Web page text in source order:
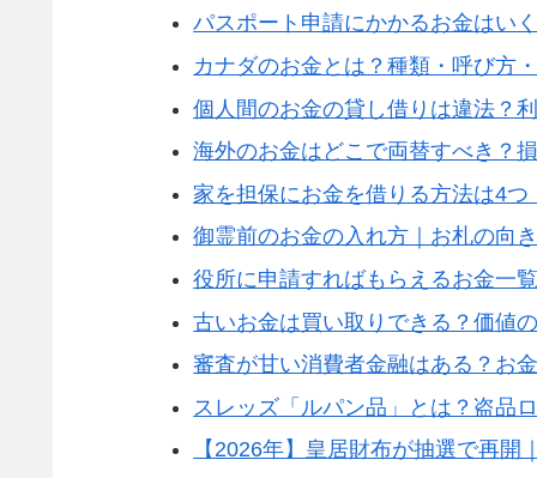
パスポート申請にかかるお金はい
カナダのお金とは？種類・呼び方
個人間のお金の貸し借りは違法？
海外のお金はどこで両替すべき？
家を担保にお金を借りる方法は4
御霊前のお金の入れ方｜お札の向
役所に申請すればもらえるお金一
古いお金は買い取りできる？価値
審査が甘い消費者金融はある？お
スレッズ「ルパン品」とは？盗品
【2026年】皇居財布が抽選で再開